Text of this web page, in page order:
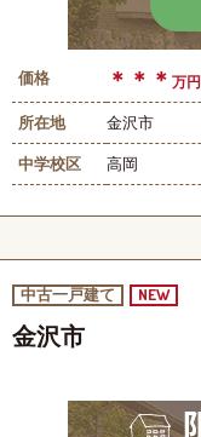
価格 ＊＊＊ 万円
所在地 金沢市
中学校区 高岡
中古一戸建て NEW
金沢市